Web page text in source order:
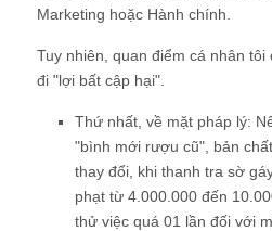
Marketing hoặc Hành chính.
Tuy nhiên, quan điểm cá nhân
đi "lợi bất cập hại".
Thứ nhất, về mặt pháp lý:
"bình mới rượu cũ", bản
thay đổi, khi thanh tra sờ
phạt từ 4.000.000 đến
thử việc quá 01 lần đối với